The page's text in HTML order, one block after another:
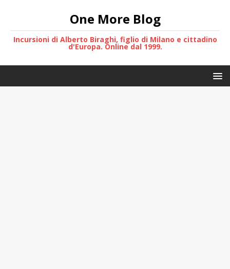
One More Blog
Incursioni di Alberto Biraghi, figlio di Milano e cittadino
d'Europa. Online dal 1999.